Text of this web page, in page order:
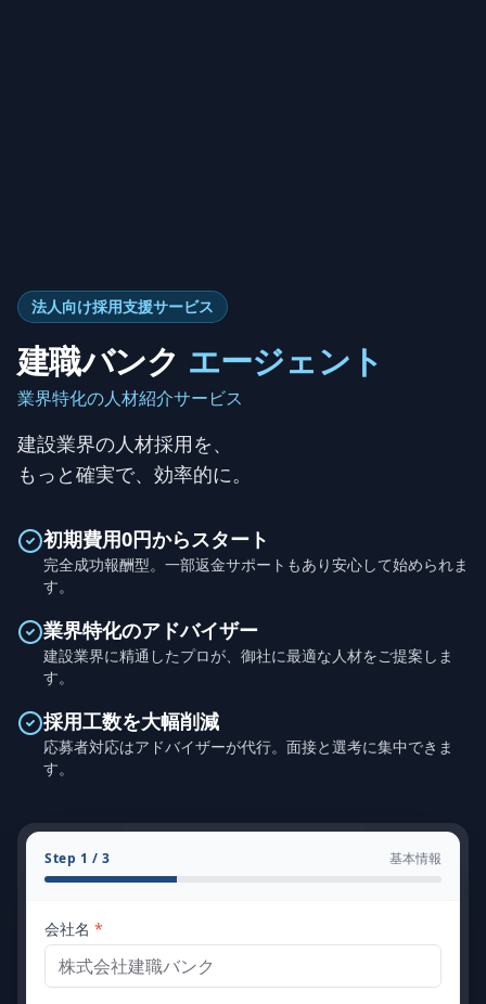
法人向け採用支援サービス
建職バンク エージェント
業界特化の人材紹介サービス
建設業界の人材採用を、
もっと確実で、効率的に。
初期費用0円からスタート
完全成功報酬型。一部返金サポートもあり安心して始められま
す。
業界特化のアドバイザー
建設業界に精通したプロが、御社に最適な人材をご提案しま
す。
採用工数を大幅削減
応募者対応はアドバイザーが代行。面接と選考に集中できま
す。
Step 1 / 3 基本情報
会社名 *